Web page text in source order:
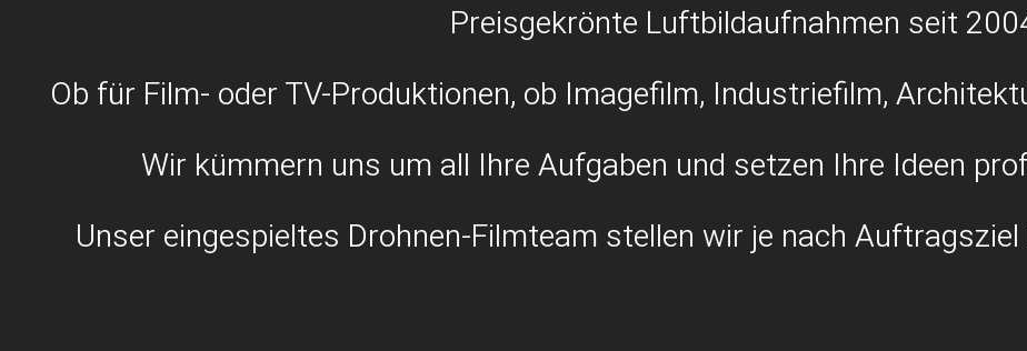
Preisgekrönte Luftbildaufnahmen seit
Ob für Film- oder TV-Produktionen, ob Imagefilm, Industriefilm,
Wir kümmern uns um all Ihre Aufgaben und setzen Ihre Ideen
Unser eingespieltes Drohnen-Filmteam stellen wir je nach